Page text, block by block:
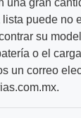
una gran
puede no
su
o el
un correo